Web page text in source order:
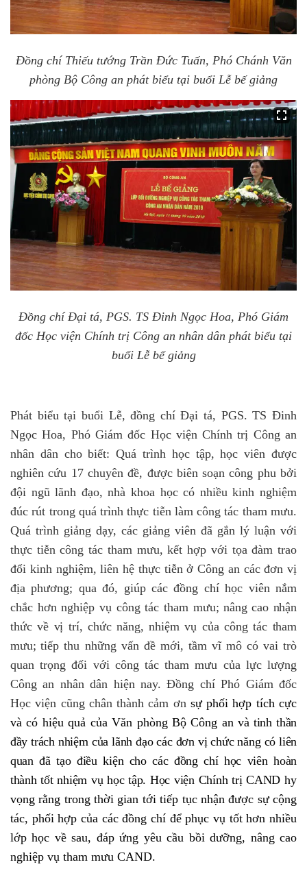
Đồng chí Thiếu tướng Trần Đức Tuấn, Phó Chánh Văn
phòng Bộ Công an phát biểu tại buổi Lễ bế giảng
Đồng chí Đại tá, PGS. TS Đinh Ngọc Hoa, Phó Giám
đốc Học viện Chính trị Công an nhân dân phát biểu tại
buổi Lễ bế giảng
Phát biểu tại buổi Lễ, đồng chí Đại tá, PGS. TS Đinh
Ngọc Hoa, Phó Giám đốc Học viện Chính trị Công an
nhân dân cho biết: Quá trình học tập, học viên được
nghiên cứu 17 chuyên đề, được biên soạn công phu bởi
đội ngũ lãnh đạo, nhà khoa học có nhiều kinh nghiệm
đúc rút trong quá trình thực tiễn làm công tác tham mưu.
Quá trình giảng dạy, các giảng viên đã gắn lý luận với
thực tiễn công tác tham mưu, kết hợp với tọa đàm trao
đổi kinh nghiệm, liên hệ thực tiễn ở Công an các đơn vị
địa phương; qua đó, giúp các đồng chí học viên nắm
chắc hơn nghiệp vụ công tác tham mưu; nâng cao nhận
thức về vị trí, chức năng, nhiệm vụ của công tác tham
mưu;tiếp thu những vấn đề mới, tầm vĩ mô có vai trò
quan trọng đối với công tác tham mưu của lực lượng
Công an nhân dân hiện nay. Đồng chí Phó Giám đốc
Học viện cũng chân thành cảm ơn sự phối hợp tích cực
và có hiệu quả của Văn phòng Bộ Công anvà tinh thần
đầy trách nhiệm của lãnh đạo các đơn vị chức năng có liên
quan đã tạo điều kiện cho các đồng chí học viên hoàn
thành tốt nhiệm vụ học tập. Học viện Chính trị CAND hy
vọng rằng trong thời gian tới tiếp tục nhận được sự cộng
tác, phối hợp của các đồng chí để phục vụ tốt hơn nhiều
lớp học về sau, đáp ứng yêu cầu bồi dưỡng, nâng cao
nghiệp vụ tham mưu CAND.